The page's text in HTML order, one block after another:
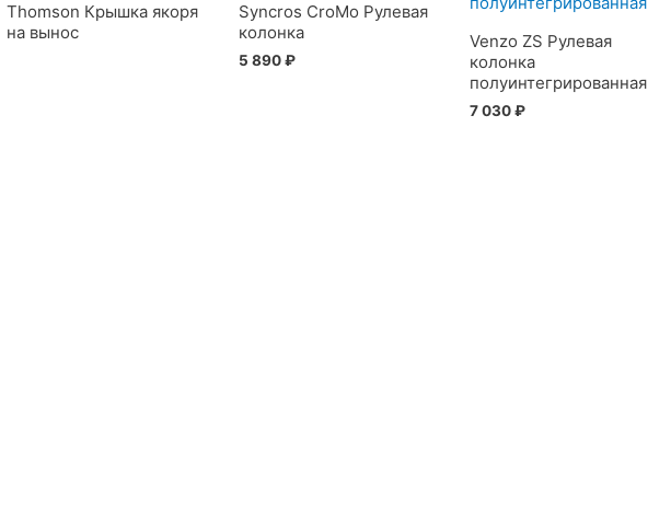
Thomson Крышка якоря
на вынос
Syncros CroMo Рулевая
колонка
5 890₽
Venzo ZS Рулевая
колонка
полуинтегрированная
7 030₽